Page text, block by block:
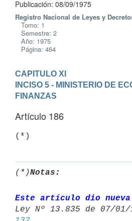
Publicación: 08/09/1975
Registro Nacional de Leyes y
Tomo: 1
Semestre: 2
Año: 1975
Página: 464
CAPITULO XI
INCISO 5 - MINISTERIO DE
FINANZAS
Artículo 186
(*)
(*)Notas:
Este artículo dio